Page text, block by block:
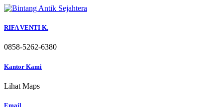
Skip
content
RIFA VENTI K.
0858-5262-6380
Kantor Kami
Lihat Maps
Email